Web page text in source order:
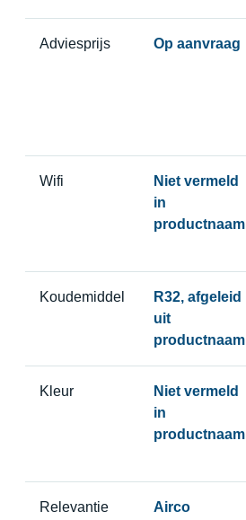
Adviesprijs Op aanvraag
Wifi
Niet vermeld
in
productnaam
Koudemiddel
R32, afgeleid
uit
productnaam
Kleur
Niet vermeld
in
productnaam
Relevantie
Airco